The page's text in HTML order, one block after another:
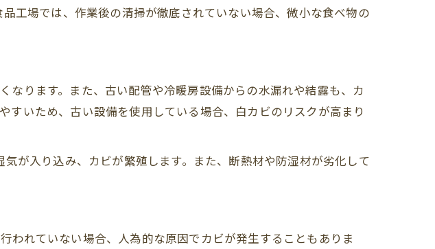
工場では、作業後の清掃が徹底されていない場合、微小な食べ物の
ります。また、古い配管や冷暖房設備からの水漏れや結露も、カ
いため、古い設備を使用している場合、白カビのリスクが高まり
が入り込み、カビが繁殖します。また、断熱材や防湿材が劣化して
れていない場合、人為的な原因でカビが発生することもありま